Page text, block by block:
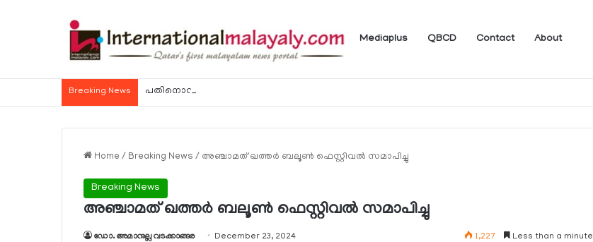
Mediaplus QBCD Contact About
Breaking News
Home / Breaking News / അഞ്ചാമത് ഖത്തര്‍ ബലൂണ്‍ ഫെസ്റ്റിവല്‍ സമാപിച്ചു
Breaking News
അഞ്ചാമത് ഖത്തര്‍ ബലൂണ്‍ ഫെസ്റ്റിവല്‍ സമാപിച്ചു
ഡോ. അമാനുല്ല വടക്കാങ്ങര December 23, 2024 1,227 Less than a minute